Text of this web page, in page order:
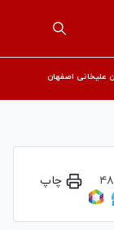
علیخانی اصفهان
چاپ